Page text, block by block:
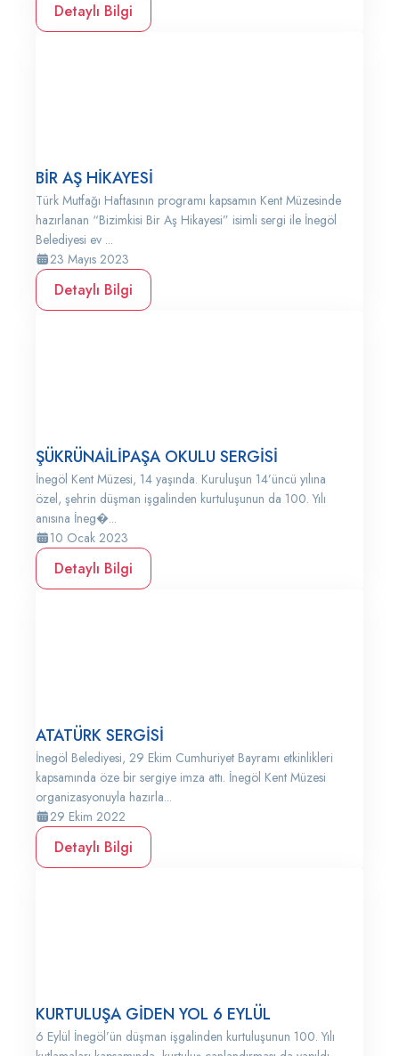
Detaylı Bilgi
BİR AŞ HİKAYESİ
Türk Mutfağı Haftasının programı kapsamın Kent Müzesinde
hazırlanan “Bizimkisi Bir Aş Hikayesi” isimli sergi ile İnegöl
Belediyesi ev ...
23 Mayıs 2023
Detaylı Bilgi
ŞÜKRÜNAİLİPAŞA OKULU SERGİSİ
İnegöl Kent Müzesi, 14 yaşında. Kuruluşun 14’üncü yılına
özel, şehrin düşman işgalinden kurtuluşunun da 100. Yılı
anısına İneg�...
10 Ocak 2023
Detaylı Bilgi
ATATÜRK SERGİSİ
İnegöl Belediyesi, 29 Ekim Cumhuriyet Bayramı etkinlikleri
kapsamında öze bir sergiye imza attı. İnegöl Kent Müzesi
organizasyonuyla hazırla...
29 Ekim 2022
Detaylı Bilgi
KURTULUŞA GİDEN YOL 6 EYLÜL
6 Eylül İnegöl’ün düşman işgalinden kurtuluşunun 100. Yılı